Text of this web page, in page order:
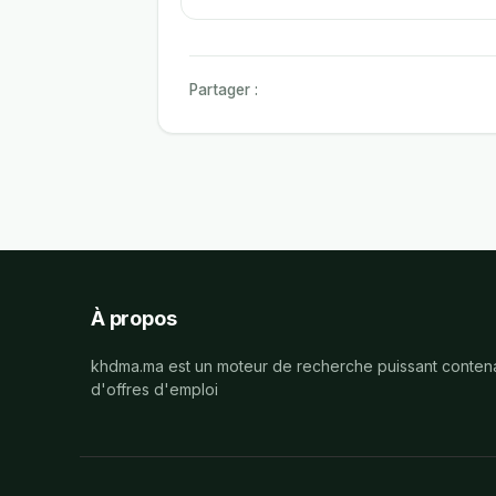
Partager :
À propos
khdma.ma est un moteur de recherche puissant
d'offres d'emploi